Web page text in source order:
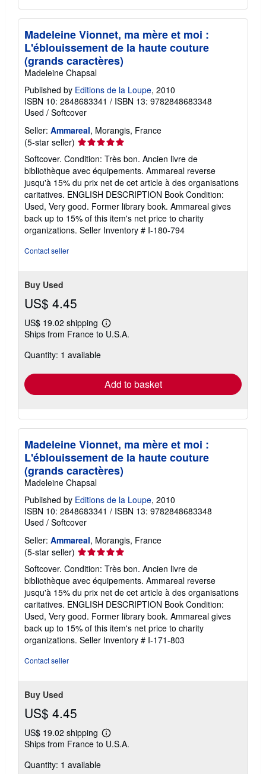
Madeleine Vionnet, ma mère et moi :
L'éblouissement de la haute couture
(grands caractères)
Madeleine Chapsal
Published by Editions de la Loupe, 2010
ISBN 10: 2848683341 / ISBN 13: 9782848683348
Used / Softcover
Seller: Ammareal, Morangis, France
(5-star seller) Seller
rating
5
out
of
5
stars
Softcover. Condition: Très bon. Ancien livre de
bibliothèque avec équipements. Ammareal reverse
jusqu'à 15% du prix net de cet article à des organisations
caritatives. ENGLISH DESCRIPTION Book Condition:
Used, Very good. Former library book. Ammareal gives
back up to 15% of this item's net price to charity
organizations. Seller Inventory # I-180-794
Contact seller
Buy Used
US$ 4.45
US$ 19.02 shipping
Learn
more
Ships from France to U.S.A.
Quantity: 1 available
Add to basket
Madeleine Vionnet, ma mère et moi :
L'éblouissement de la haute couture
(grands caractères)
Madeleine Chapsal
Published by Editions de la Loupe, 2010
ISBN 10: 2848683341 / ISBN 13: 9782848683348
Used / Softcover
Seller: Ammareal, Morangis, France
(5-star seller) Seller
rating
5
out
of
5
stars
Softcover. Condition: Très bon. Ancien livre de
bibliothèque avec équipements. Ammareal reverse
jusqu'à 15% du prix net de cet article à des organisations
caritatives. ENGLISH DESCRIPTION Book Condition:
Used, Very good. Former library book. Ammareal gives
back up to 15% of this item's net price to charity
organizations. Seller Inventory # I-171-803
Contact seller
Buy Used
US$ 4.45
US$ 19.02 shipping
Learn
more
Ships from France to U.S.A.
Quantity: 1 available